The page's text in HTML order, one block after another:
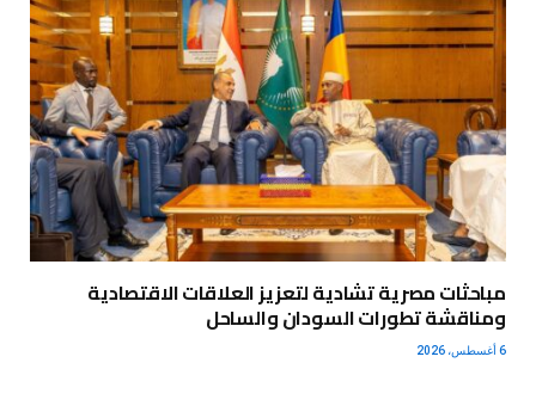
مباحثات مصرية تشادية لتعزيز العلاقات الاقتصادية
ومناقشة تطورات السودان والساحل
6 أغسطس، 2026